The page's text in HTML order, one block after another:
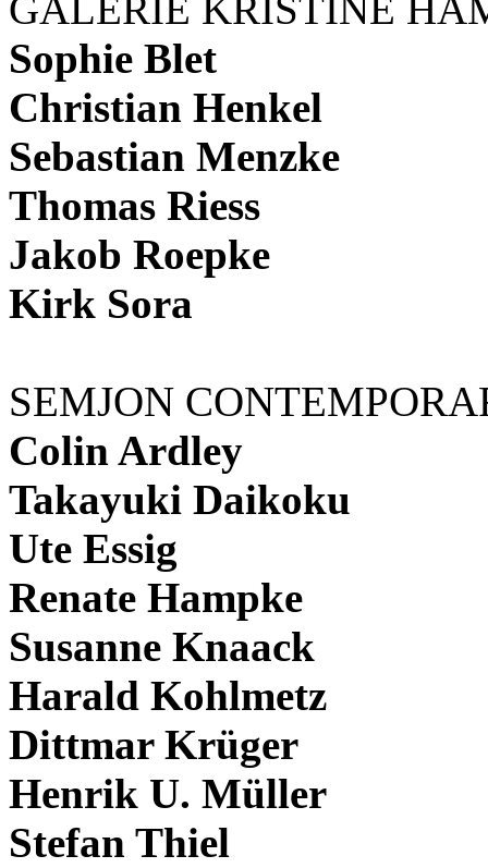
GALERIE KRISTINE
Sophie Blet
Christian Henkel
Sebastian Menzke
Thomas Riess
Jakob Roepke
Kirk Sora
SEMJON
Colin Ardley
Takayuki Daikoku
Ute Essig
Renate Hampke
Susanne Knaack
Harald Kohlmetz
Dittmar Krüger
Henrik U. Müller
Stefan Thiel